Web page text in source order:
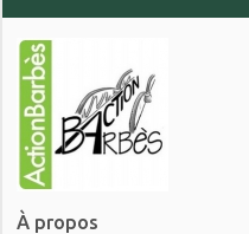
À propos